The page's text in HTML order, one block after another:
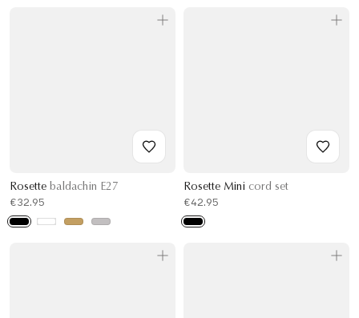
Rosette baldachin E27
€32.95
Rosette Mini cord set
€42.95